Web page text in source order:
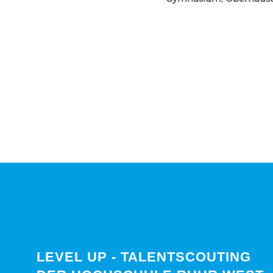
LEVEL UP - TALENTSCOUTING